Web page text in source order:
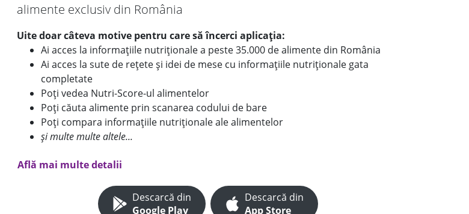
alimente exclusiv din România
Uite doar câteva motive pentru care să încerci aplicația:
Ai acces la informațiile nutriționale a peste 35.000 de alimente din România
Ai acces la sute de rețete și idei de mese cu informațiile nutriționale gata
completate
Poți vedea Nutri-Score-ul alimentelor
Poți căuta alimente prin scanarea codului de bare
Poți compara informațiile nutriționale ale alimentelor
și multe multe altele...
Află mai multe detalii
Descarcă din
Google Play
Descarcă din
App Store